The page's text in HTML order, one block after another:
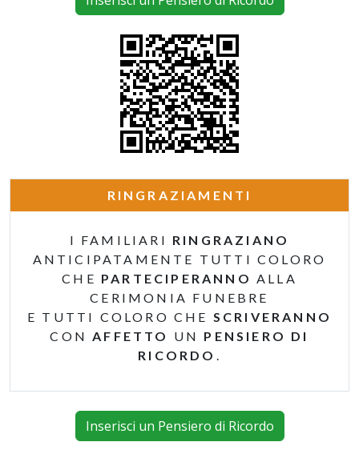
RINGRAZIAMENTI
I FAMILIARI RINGRAZIANO
ANTICIPATAMENTE TUTTI COLORO
CHE PARTECIPERANNO ALLA
CERIMONIA FUNEBRE
E TUTTI COLORO CHE SCRIVERANNO
CONAFFETTO UN PENSIERO DI
RICORDO .
Inserisci un Pensiero di Ricordo